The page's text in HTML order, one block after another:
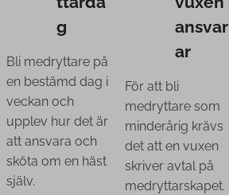
g
Bli medryttare på
en bestämd dag i
veckan och
upplev hur det är
att ansvara och
sköta om en häst
själv.
ansvar
ar
För att bli
medryttare som
minderårig krävs
det att en vuxen
skriver avtal på
medryttarskapet.